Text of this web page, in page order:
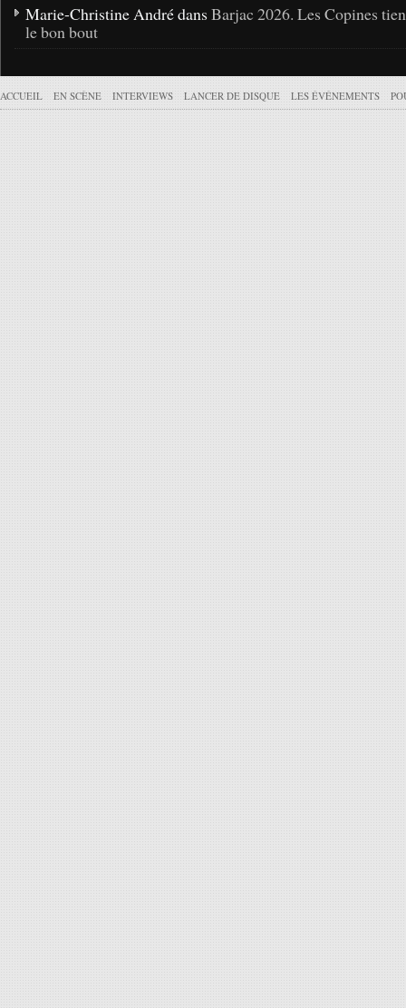
Marie-Christine André dans Barjac 2026. Les Copines
le bon bout
ACCUEIL EN SCÈNE INTERVIEWS LANCER DE DISQUE LES ÉVÉNEMENTS